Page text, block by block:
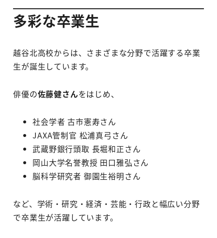
多彩な卒業生
越谷北高校からは、さまざまな分野で活躍する卒業
生が誕生しています。
俳優の佐藤健さんをはじめ、
社会学者 古市憲寿さん
JAXA管制官 松浦真弓さん
武蔵野銀行頭取 長堀和正さん
岡山大学名誉教授 田口雅弘さん
脳科学研究者 御園生裕明さん
など、学術・研究・経済・芸能・行政と幅広い分野
で卒業生が活躍しています。